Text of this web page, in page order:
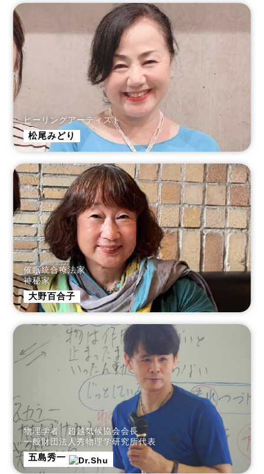
ヒーリングアーティスト
松尾みどり
催眠統合療法家
神秘家
大野百合子
物理学者 超越気候協会会長
一般財団法人秀物理学研究所代表
五島秀一